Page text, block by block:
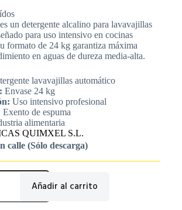
un detergente alcalino para lavavajillas
para uso intensivo en cocinas
formato de 24 kg garantiza máxima
en aguas de dureza media-alta.
lavavajillas automático
Envase 24 kg
Uso intensivo profesional
Exento de espuma
alimentaria
QUIMXEL S.L.
calle (Sólo descarga)
Añadir al carrito